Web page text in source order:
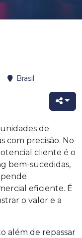
Brasil
de
com precisão. No
cliente é o
bem-sucedidas,
eficiente. É
o valor e a
além de repassar